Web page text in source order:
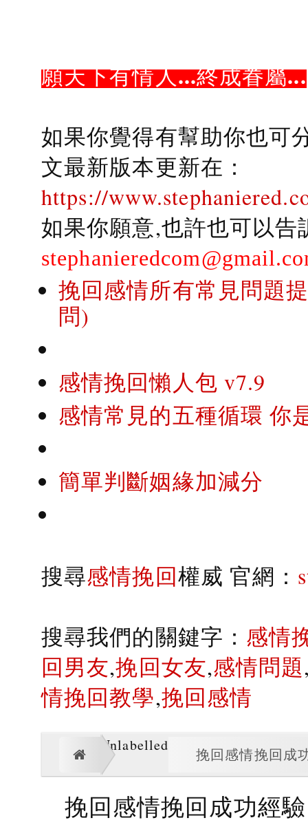
願天下有情人...終成眷屬...
如果你覺得有幫助你也可
文最新版本更新在：
https://
如果你願意,也許也可以
挽回感情所有常見問題
問)
感情挽回懶人包 v7.9
感情常見的五種循環 你
簡單判斷姻緣加減分
搜尋感情挽回權威 官網：
搜尋我們的關鍵字： 感情
回男友,挽回女友,感情問題
情挽回教學,挽回感情
Unlabelled
挽回感情挽回成
挽回感情挽回成功經